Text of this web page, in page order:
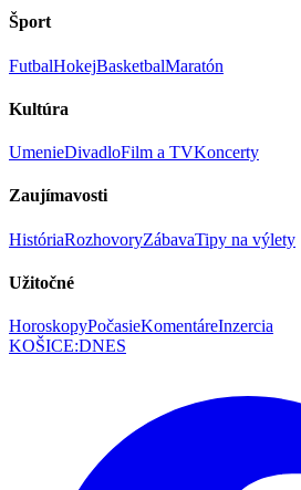
Šport
FutbalHokejBasketbalMaratón
Kultúra
UmenieDivadloFilm a TVKoncerty
Zaujímavosti
HistóriaRozhovoryZábavaTipy na výlety
Užitočné
HoroskopyPočasieKomentáreInzercia
KOŠICE:DNES